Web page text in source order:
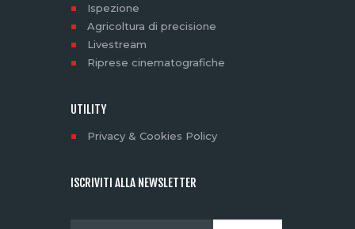
Ispezione
Agricoltura di precisione
Livestream
Riprese cinematografiche
UTILITY
Privacy & Cookies Policy
ISCRIVITI ALLA NEWSLETTER